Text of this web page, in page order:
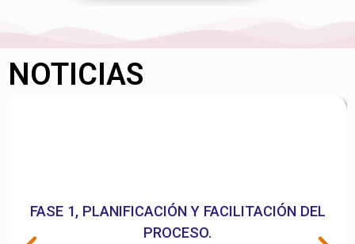
NOTICIAS
FASE 1, PLANIFICACIÓN Y FACILITACIÓN DEL
PROCESO.